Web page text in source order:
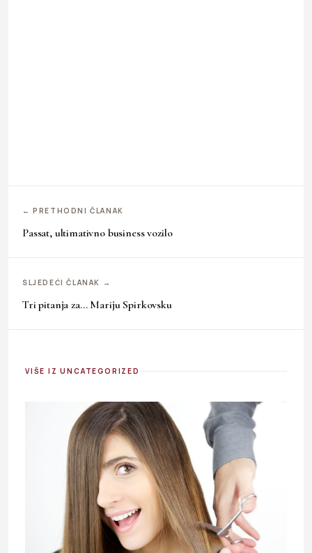
← PRETHODNI ČLANAK
Passat, ultimativno business vozilo
SLJEDEĆI ČLANAK →
Tri pitanja za… Mariju Spirkovsku
VIŠE IZ UNCATEGORIZED